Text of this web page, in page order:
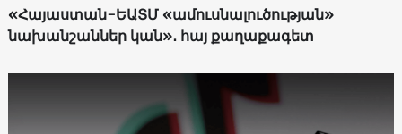
«Հայաստան-ԵԱՏՄ «ամուսնալուծության»
նախանշաններ կան»․ հայ քաղաքագետ